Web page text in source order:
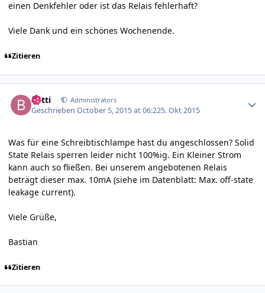
einen Denkfehler oder ist das Relais fehlerhaft?
Viele Dank und ein schönes Wochenende.
Zitieren
batti Administrators
GeschriebenOctober 5, 2015 at 06:225. Okt 2015
Was für eine Schreibtischlampe hast du angeschlossen? Solid
State Relais sperren leider nicht 100%ig. Ein Kleiner Strom
kann auch so fließen. Bei unserem angebotenen Relais
beträgt dieser max. 10mA (siehe im Datenblatt: Max. off-state
leakage current).
Viele Grüße,
Bastian
Zitieren